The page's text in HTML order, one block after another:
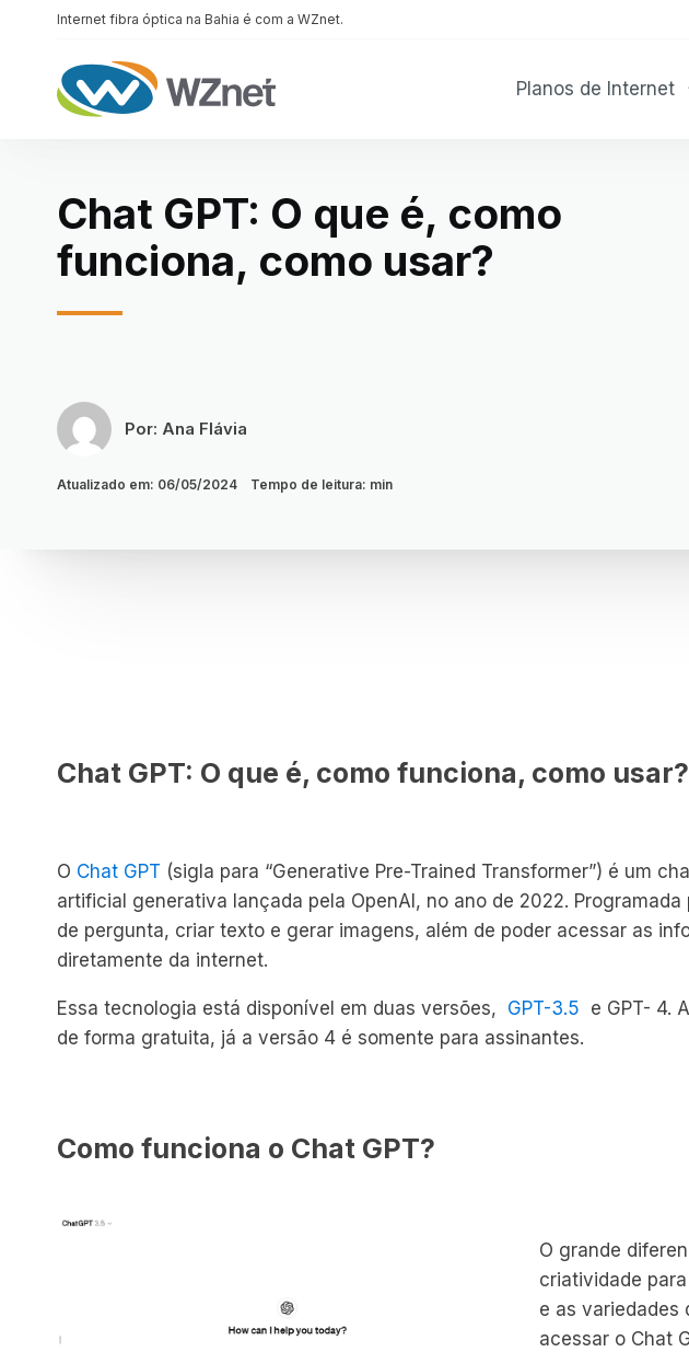
Internet fibra óptica na Bahia é com a WZnet.
Planos de Internet
Chat GPT: O que é, como
funciona, como usar?
Por: Ana Flávia
Atualizado em: 06/05/2024 Tempo de leitura: min
Chat GPT: O que é, como funciona, como usar?
O Chat GPT (sigla para “Generative Pre-Trained Transformer”) é um
artificial generativa lançada pela OpenAI, no ano de 2022.
de pergunta, criar texto e gerar imagens, além de poder acessar as
diretamente da internet.
Essa tecnologia está disponível em duas versões, GPT-3.5 e GPT- 4.
de forma gratuita, já a versão 4 é somente para assinantes.
Como funciona o Chat GPT?
O grande
criatividade
e as variedades
acessar o Chat